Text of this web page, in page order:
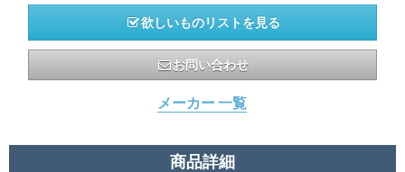
欲しいものリストを見る
お問い合わせ
メーカー 一覧
商品詳細